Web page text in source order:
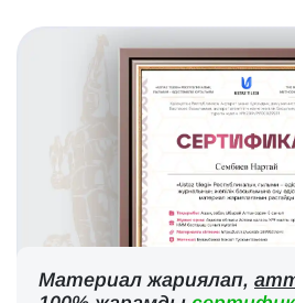
Материал жариялап,